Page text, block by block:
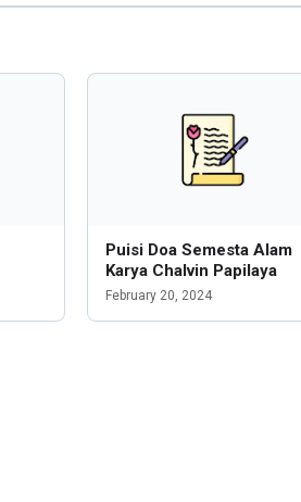
Puisi Doa Semesta Alam
Karya Chalvin Papilaya
February 20, 2024